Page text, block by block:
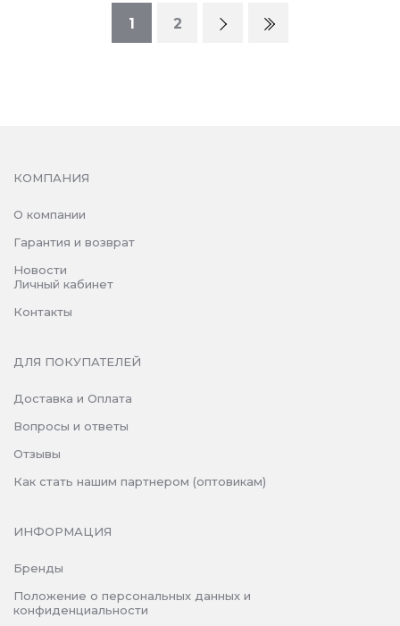
1 2
КОМПАНИЯ
О компании
Гарантия и возврат
Новости
Личный кабинет
Контакты
ДЛЯ ПОКУПАТЕЛЕЙ
Доставка и Оплата
Вопросы и ответы
Отзывы
Как стать нашим партнером (оптовикам)
ИНФОРМАЦИЯ
Бренды
Положение о персональных данных и
конфиденциальности